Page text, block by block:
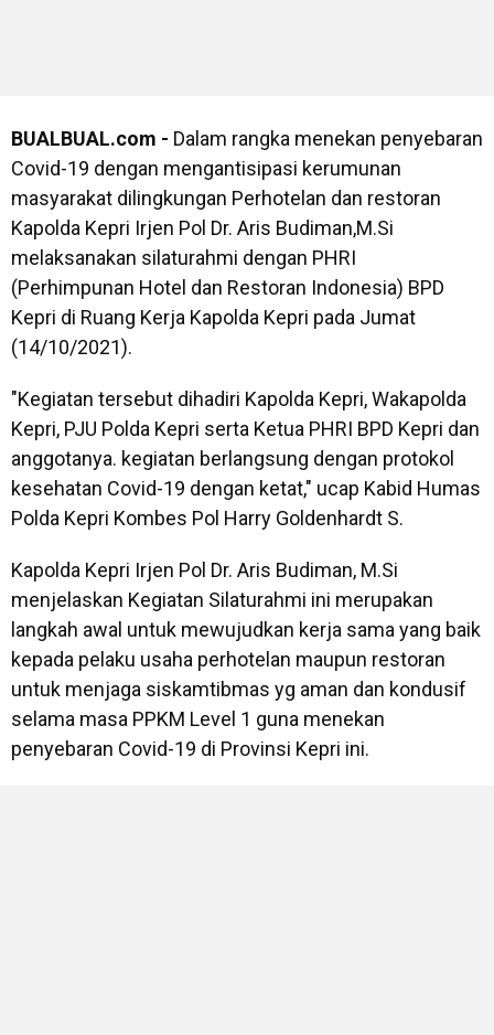
BUALBUAL.com - Dalam rangka menekan penyebaran
Covid-19 dengan mengantisipasi kerumunan
masyarakat dilingkungan Perhotelan dan restoran
Kapolda Kepri Irjen Pol Dr. Aris Budiman,M.Si
melaksanakan silaturahmi dengan PHRI
(Perhimpunan Hotel dan Restoran Indonesia) BPD
Kepri di Ruang Kerja Kapolda Kepri pada Jumat
(14/10/2021).
"Kegiatan tersebut dihadiri Kapolda Kepri, Wakapolda
Kepri, PJU Polda Kepri serta Ketua PHRI BPD Kepri dan
anggotanya. kegiatan berlangsung dengan protokol
kesehatan Covid-19 dengan ketat," ucap Kabid Humas
Polda Kepri Kombes Pol Harry Goldenhardt S.
Kapolda Kepri Irjen Pol Dr. Aris Budiman, M.Si
menjelaskan Kegiatan Silaturahmi ini merupakan
langkah awal untuk mewujudkan kerja sama yang baik
kepada pelaku usaha perhotelan maupun restoran
untuk menjaga siskamtibmas yg aman dan kondusif
selama masa PPKM Level 1 guna menekan
penyebaran Covid-19 di Provinsi Kepri ini.